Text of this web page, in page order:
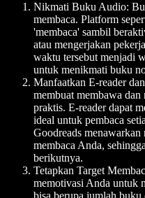
Nikmati Buku Audio:
membaca. Platform
'membaca' sambil
atau mengerjakan
waktu tersebut menjadi
untuk menikmati buku
Manfaatkan E-reader
membuat membawa
praktis. E-reader dapat
ideal untuk pembaca
Goodreads menawarkan
membaca Anda,
berikutnya.
Tetapkan Target
memotivasi Anda untuk